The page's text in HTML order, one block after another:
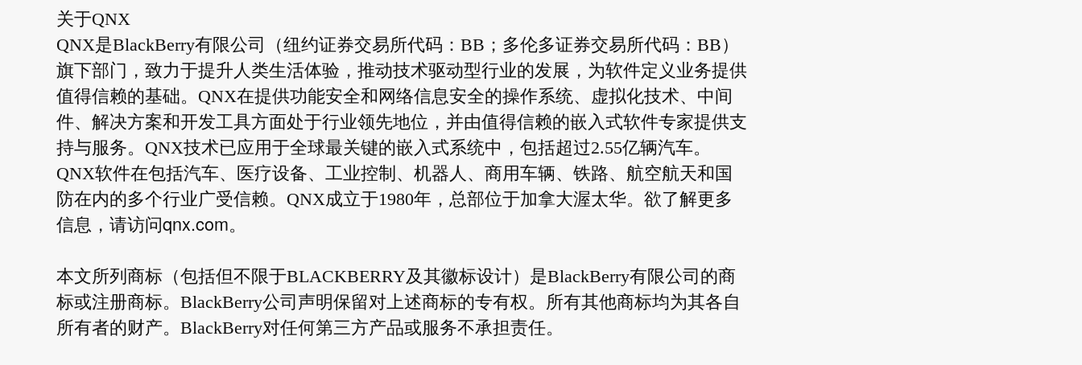
关于QNX
QNX是BlackBerry有限公司（纽约证券交易所代码：BB；多伦多证券交易所代码：BB）
旗下部门，致力于提升人类生活体验，推动技术驱动型行业的发展，为软件定义业务提供
值得信赖的基础。QNX在提供功能安全和网络信息安全的操作系统、虚拟化技术、中间
件、解决方案和开发工具方面处于行业领先地位，并由值得信赖的嵌入式软件专家提供支
持与服务。QNX技术已应用于全球最关键的嵌入式系统中，包括超过2.55亿辆汽车。
QNX软件在包括汽车、医疗设备、工业控制、机器人、商用车辆、铁路、航空航天和国
防在内的多个行业广受信赖。QNX成立于1980年，总部位于加拿大渥太华。欲了解更多
信息，请访问qnx.com。
本文所列商标（包括但不限于BLACKBERRY及其徽标设计）是BlackBerry有限公司的商
标或注册商标。BlackBerry公司声明保留对上述商标的专有权。所有其他商标均为其各自
所有者的财产。BlackBerry对任何第三方产品或服务不承担责任。